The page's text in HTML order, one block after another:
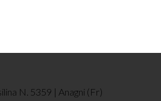
N. 5359 | Anagni (Fr)